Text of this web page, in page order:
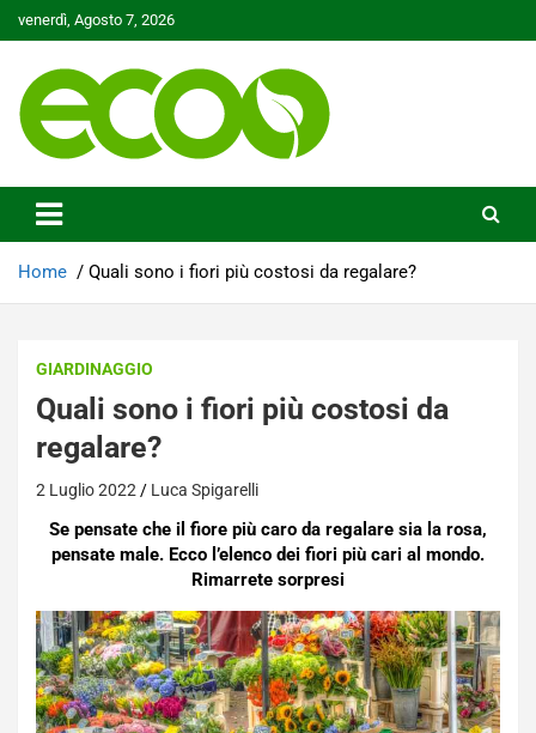
to
venerdì, Agosto 7, 2026
Ecoo.it
Home Quali sono i fiori più costosi da regalare?
GIARDINAGGIO
Quali sono i fiori più costosi da
regalare?
2 Luglio 2022 Luca Spigarelli
Se pensate che il fiore più caro da regalare sia la rosa,
pensate male. Ecco l’elenco dei fiori più cari al mondo.
Rimarrete sorpresi